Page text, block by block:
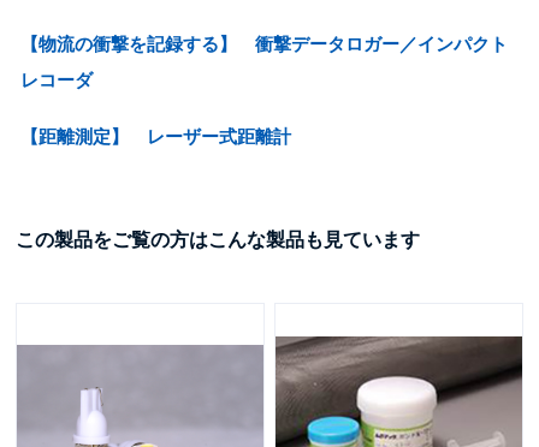
【物流の衝撃を記録する】 衝撃データロガー／インパクト
レコーダ
【距離測定】 レーザー式距離計
この製品をご覧の方はこんな製品も見ています